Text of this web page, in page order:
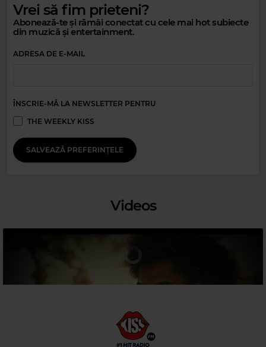
Vrei să fim prieteni?
Abonează-te și rămâi conectat cu cele mai hot subiecte
din muzică și entertainment.
ADRESA DE E-MAIL
ÎNSCRIE-MĂ LA NEWSLETTER PENTRU
THE WEEKLY KISS
SALVEAZĂ PREFERINȚELE
Videos